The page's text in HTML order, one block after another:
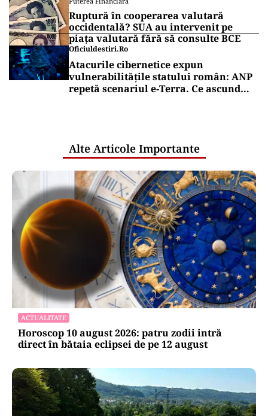
Ruptură în cooperarea valutară
occidentală? SUA au intervenit pe
piața valutară fără să consulte BCE
Oficiuldestiri.ro
Atacurile cibernetice expun
vulnerabilitățile statului român: ANP
repetă scenariul e‑Terra. Ce ascund
Alte Articole Importante
ACTUALITATE
Horoscop 10 august 2026: patru zodii intră
direct în bătaia eclipsei de pe 12 august